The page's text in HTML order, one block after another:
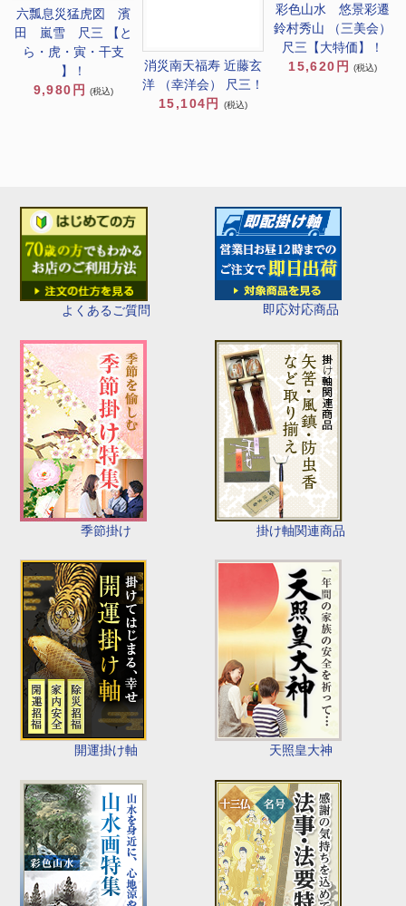
よくあるご質問 即応対応商品
季節掛け 掛け軸関連商品
開運掛け軸 天照皇大神
六瓢息災猛虎図 濱
田 嵐雪 尺三 【と
ら・虎・寅・干支
】！
9,980円
(税込)
消災南天福寿 近藤玄
洋 （幸洋会） 尺三！
15,104円
(税込)
彩色山水 悠景彩遷
鈴村秀山 （三美会）
尺三【大特価】！
15,620円 (税込)